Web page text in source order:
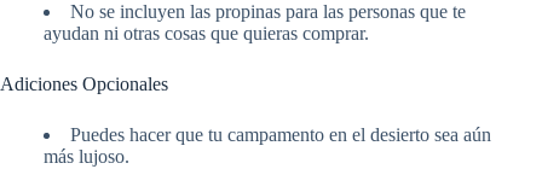
No se incluyen las propinas para las personas que te
ayudan ni otras cosas que quieras comprar.
Adiciones Opcionales
Puedes hacer que tu campamento en el desierto sea aún
más lujoso.